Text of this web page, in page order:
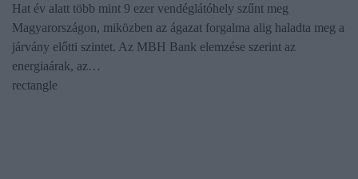
Hat év alatt több mint 9 ezer vendéglátóhely szűnt meg
Magyarországon, miközben az ágazat forgalma alig haladta meg a
járvány előtti szintet. Az MBH Bank elemzése szerint az
energiaárak, az…
rectangle